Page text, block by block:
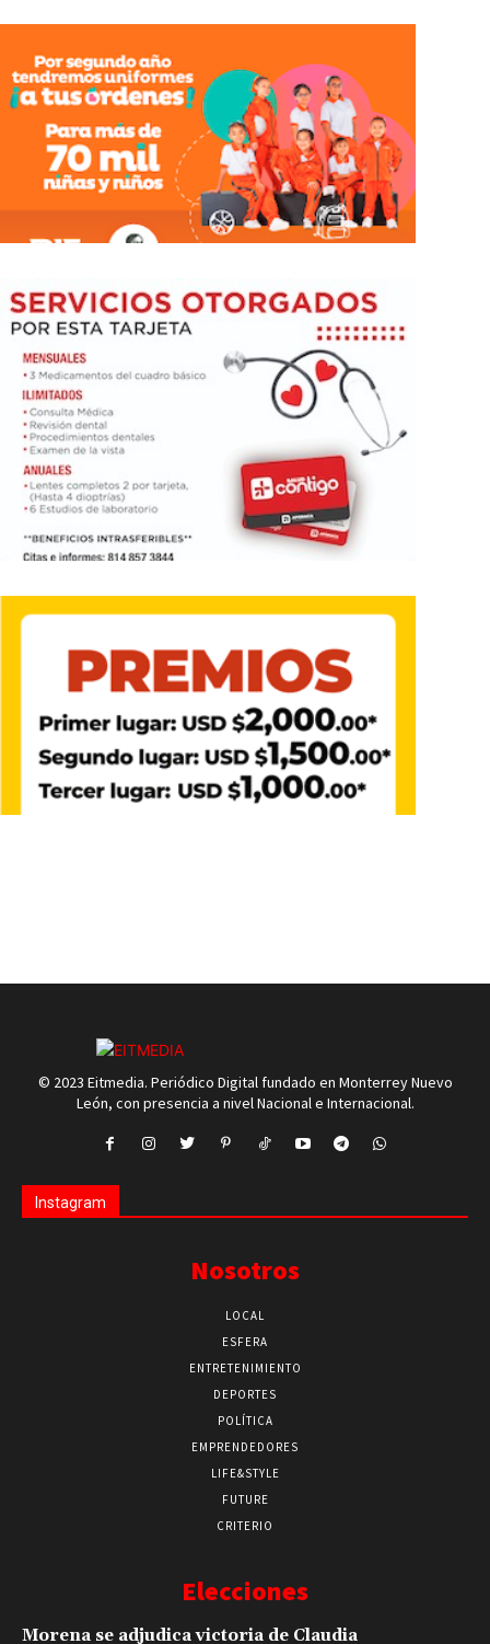
© 2023 Eitmedia. Periódico Digital fundado en Monterrey Nuevo
León, con presencia a nivel Nacional e Internacional.
Instagram
Nosotros
LOCAL
ESFERA
ENTRETENIMIENTO
DEPORTES
POLÍTICA
EMPRENDEDORES
LIFE&STYLE
FUTURE
CRITERIO
Elecciones
Morena se adjudica victoria de Claudia